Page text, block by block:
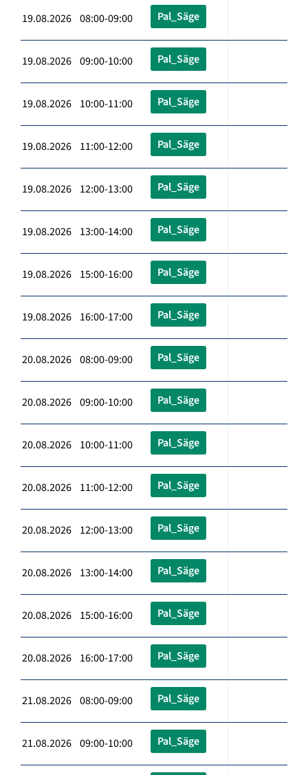
19.08.2026 08:00-09:00 Pal_Säge
19.08.2026 09:00-10:00 Pal_Säge
19.08.2026 10:00-11:00 Pal_Säge
19.08.2026 11:00-12:00 Pal_Säge
19.08.2026 12:00-13:00 Pal_Säge
19.08.2026 13:00-14:00 Pal_Säge
19.08.2026 15:00-16:00 Pal_Säge
19.08.2026 16:00-17:00 Pal_Säge
20.08.2026 08:00-09:00 Pal_Säge
20.08.2026 09:00-10:00 Pal_Säge
20.08.2026 10:00-11:00 Pal_Säge
20.08.2026 11:00-12:00 Pal_Säge
20.08.2026 12:00-13:00 Pal_Säge
20.08.2026 13:00-14:00 Pal_Säge
20.08.2026 15:00-16:00 Pal_Säge
20.08.2026 16:00-17:00 Pal_Säge
21.08.2026 08:00-09:00 Pal_Säge
21.08.2026 09:00-10:00 Pal_Säge